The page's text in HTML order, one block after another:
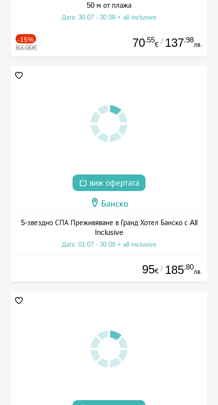
50 м от плажа
Дата: 30.07 - 30.09 + all inclusive
-15%
83.00€ 70.55
€ / 137.98
лв.
виж офертата
Банско
5-звездно СПА Преживяване в Гранд Хотел Банско с All
Inclusive
Дата: 01.07 - 30.09 + all inclusive
95€ / 185.80
лв.